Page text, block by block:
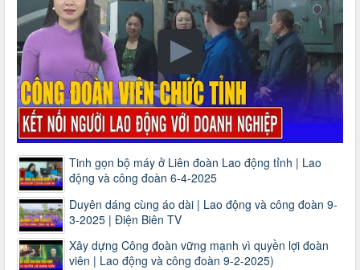
Tinh gọn bộ máy ở Liên đoàn Lao động tỉnh | Lao
động và công đoàn 6-4-2025
Duyên dáng cùng áo dài | Lao động và công đoàn 9-
3-2025 | Điện Biên TV
Xây dựng Công đoàn vững mạnh vì quyền lợi đoàn
viên | Lao động và công đoàn 9-2-2025)